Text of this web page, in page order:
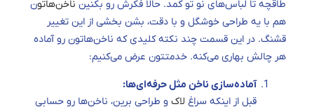
طاقچه تا لباس‌های نو تو کمد. حالا فکرش رو بکنین ناخن‌هاتون
هم با یه طراحی خوشگل و با دقت، بشن بخشی از این تغییر
قشنگ. در این قسمت چند نکته کلیدی که ناخن‌هاتون رو آماده
هر چالش بهاری می‌کنه. خدمتتون عرض می‌کنیم:
آماده‌سازی ناخن مثل حرفه‌ای‌ها:
قبل از اینکه سراغ لاک و طراحی برین، ناخن‌ها رو حسابی